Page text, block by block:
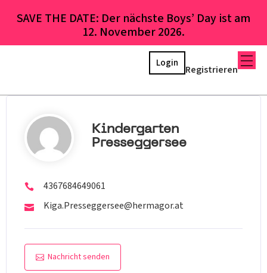
SAVE THE DATE: Der nächste Boys’ Day ist am
12. November 2026.
Registrieren
Login
Kindergarten
Presseggersee
4367684649061
Kiga.Presseggersee@hermagor.at
Nachricht senden